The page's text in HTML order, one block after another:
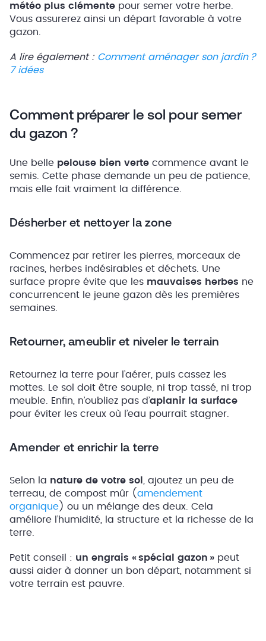
météo plus clémente pour semer votre herbe.
Vous assurerez ainsi un départ favorable à votre
gazon.
A lire également : Comment aménager son jardin ?
7 idées
Comment préparer le sol pour semer
du gazon ?
Une belle pelouse bien verte commence avant le
semis. Cette phase demande un peu de patience,
mais elle fait vraiment la différence.
Désherber et nettoyer la zone
Commencez par retirer les pierres, morceaux de
racines, herbes indésirables et déchets. Une
surface propre évite que les mauvaises herbes ne
concurrencent le jeune gazon dès les premières
semaines.
Retourner, ameublir et niveler le terrain
Retournez la terre pour l’aérer, puis cassez les
mottes. Le sol doit être souple, ni trop tassé, ni trop
meuble. Enfin, n’oubliez pas d’aplanir la surface
pour éviter les creux où l’eau pourrait stagner.
Amender et enrichir la terre
Selon la nature de votre sol
, ajoutez un peu de
terreau, de compost mûr ( amendement
organique ) ou un mélange des deux. Cela
améliore l’humidité, la structure et la richesse de la
terre.
Petit conseil : un engrais « spécial gazon » peut
aussi aider à donner un bon départ, notamment si
votre terrain est pauvre.